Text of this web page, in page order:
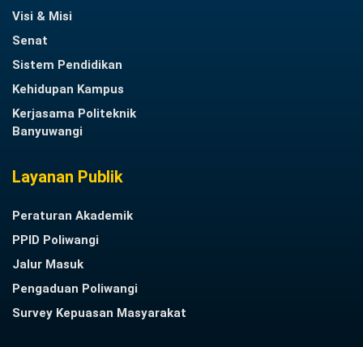
Visi & Misi
Senat
Sistem Pendidikan
Kehidupan Kampus
Kerjasama Politeknik
Banyuwangi
Layanan Publik
Peraturan Akademik
PPID Poliwangi
Jalur Masuk
Pengaduan Poliwangi
Survey Kepuasan Masyarakat